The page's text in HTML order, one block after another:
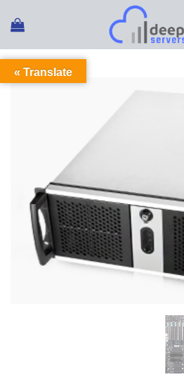
Translate »